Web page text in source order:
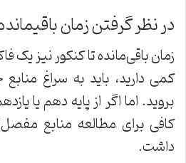
در نظر گرفتن زمان
زمان باقی‌مانده تا کنکور نیز یک
کمی دارید، باید به سراغ
بروید. اما اگر از پایه دهم یا
کافی برای مطالعه منابع
داشت.